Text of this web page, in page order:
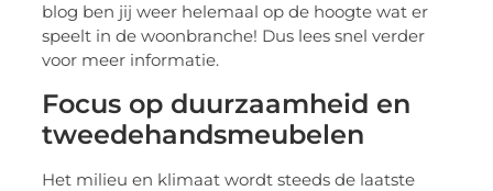
blog ben jij weer helemaal op de hoogte wat er
speelt in de woonbranche! Dus lees snel verder
voor meer informatie.
Focus op duurzaamheid en
tweedehandsmeubelen
Het milieu en klimaat wordt steeds de laatste